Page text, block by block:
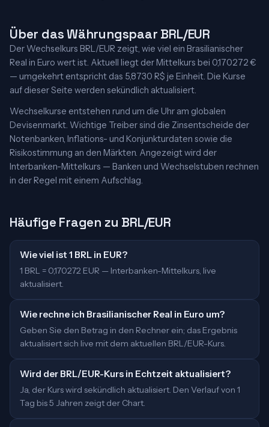
Über das Währungspaar BRL/EUR
Der Wechselkurs BRL/EUR zeigt, wie viel ein Brasilianischer
Real in Euro wert ist. Aktuell liegt der Mittelkurs bei 0,170272 €
— umgekehrt entspricht das 5,8730 R$ je Einheit. Die Kurse
auf dieser Seite werden sekündlich aktualisiert.
Wechselkurse entstehen rund um die Uhr am globalen
Devisenmarkt. Wichtige Treiber sind die Zinsentscheide der
Notenbanken, Inflations- und Konjunkturdaten sowie die
Risikostimmung an den Märkten. Angezeigt wird der
Interbanken-Mittelkurs — Banken und Wechselstuben rechnen
in der Regel mit einem Aufschlag.
Häufige Fragen zu BRL/EUR
Wie viel ist 1 BRL in EUR?
1 BRL = 0,170272 EUR — Interbanken-Mittelkurs, live
aktualisiert.
Wie rechne ich Brasilianischer Real in Euro um?
Geben Sie den Betrag in den Rechner ein; das Ergebnis
aktualisiert sich live mit dem aktuellen BRL/EUR-Kurs.
Wird der BRL/EUR-Kurs in Echtzeit aktualisiert?
Ja, der Kurs wird sekündlich aktualisiert. Den Verlauf von 1
Tag bis 5 Jahren zeigt der Chart.